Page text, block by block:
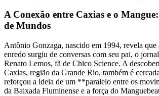
A Conexão entre Caxias e o
de Mundos
Antônio Gonzaga, nascido em 1994, revela que
enredo surgiu de conversas com seu pai, o
Renato Lemos, fã de Chico Science. A
Caxias, região da Grande Rio, também é
reforçou a ideia de um **paralelo entre os
da Baixada Fluminense e a força do